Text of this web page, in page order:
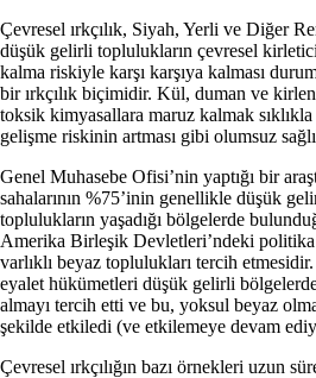
Çevresel ırkçılık, Siyah, Yerli ve Diğer
düşük gelirli toplulukların çevresel
kalma riskiyle karşı karşıya kalması
bir ırkçılık biçimidir. Kül, duman ve
toksik kimyasallara maruz kalmak sıklıkla
gelişme riskinin artması gibi olumsuz
Genel Muhasebe Ofisi’nin yaptığı bir
sahalarının %75’inin genellikle düşük
toplulukların yaşadığı bölgelerde
Amerika Birleşik Devletleri’ndeki
varlıklı beyaz toplulukları tercih
eyalet hükümetleri düşük gelirli
almayı tercih etti ve bu, yoksul beyaz
şekilde etkiledi (ve etkilemeye devam
Çevresel ırkçılığın bazı örnekleri uzun